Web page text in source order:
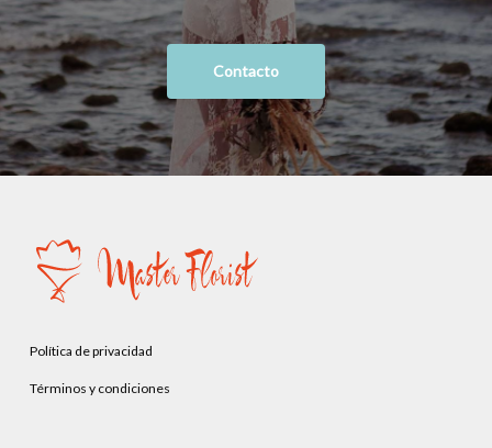
Contacto
Política de privacidad
Términos y condiciones